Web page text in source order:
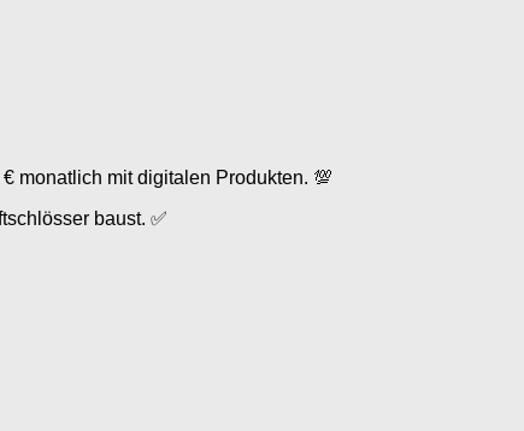
monatlich mit digitalen Produkten. 💯
baust. ✅